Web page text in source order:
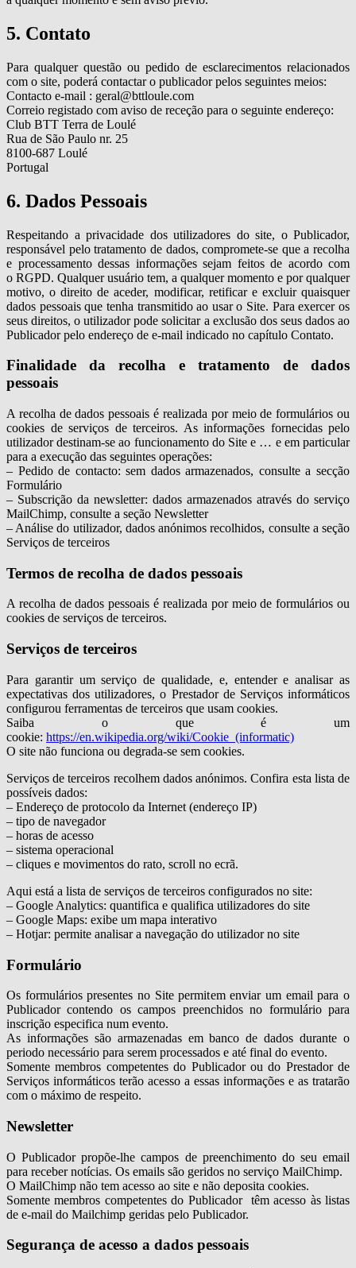
5. Contato
Para qualquer questão ou pedido de esclarecimentos relacionados
com o site, poderá contactar o publicador pelos seguintes meios:
Contacto e-mail : geral@bttloule.com
Correio registado com aviso de receção para o seguinte endereço:
Club BTT Terra de Loulé
Rua de São Paulo nr. 25
8100-687 Loulé
Portugal
6. Dados Pessoais
Respeitando a privacidade dos utilizadores do site, o Publicador,
responsável pelo tratamento de dados, compromete-se que a recolha
e processamento dessas informações sejam feitos de acordo com
o RGPD. Qualquer usuário tem, a qualquer momento e por qualquer
motivo, o direito de aceder, modificar, retificar e excluir quaisquer
dados pessoais que tenha transmitido ao usar o Site. Para exercer os
seus direitos, o utilizador pode solicitar a exclusão dos seus dados ao
Publicador pelo endereço de e-mail indicado no capítulo Contato.
Finalidade da recolha e tratamento de dados
pessoais
A recolha de dados pessoais é realizada por meio de formulários ou
cookies de serviços de terceiros. As informações fornecidas pelo
utilizador destinam-se ao funcionamento do Site e … e em particular
para a execução das seguintes operações:
– Pedido de contacto: sem dados armazenados, consulte a secção
Formulário
– Subscrição da newsletter: dados armazenados através do serviço
MailChimp, consulte a seção Newsletter
– Análise do utilizador, dados anónimos recolhidos, consulte a seção
Serviços de terceiros
Termos de recolha de dados pessoais
A recolha de dados pessoais é realizada por meio de formulários ou
cookies de serviços de terceiros.
Serviços de terceiros
Para garantir um serviço de qualidade, e, entender e analisar as
expectativas dos utilizadores, o Prestador de Serviços informáticos
configurou ferramentas de terceiros que usam cookies.
Saiba o que é um
cookie: https://en.wikipedia.org/wiki/Cookie_(informatic)
O site não funciona ou degrada-se sem cookies.
Serviços de terceiros recolhem dados anónimos. Confira esta lista de
possíveis dados:
– Endereço de protocolo da Internet (endereço IP)
– tipo de navegador
– horas de acesso
– sistema operacional
– cliques e movimentos do rato, scroll no ecrã.
Aqui está a lista de serviços de terceiros configurados no site:
– Google Analytics: quantifica e qualifica utilizadores do site
– Google Maps: exibe um mapa interativo
– Hotjar: permite analisar a navegação do utilizador no site
Formulário
Os formulários presentes no Site permitem enviar um email para o
Publicador contendo os campos preenchidos no formulário para
inscrição especifica num evento.
As informações são armazenadas em banco de dados durante o
periodo necessário para serem processados e até final do evento.
Somente membros competentes do Publicador ou do Prestador de
Serviços informáticos terão acesso a essas informações e as tratarão
com o máximo de respeito.
Newsletter
O Publicador propõe-lhe campos de preenchimento do seu email
para receber notícias. Os emails são geridos no serviço MailChimp.
O MailChimp não tem acesso ao site e não deposita cookies.
Somente membros competentes do Publicador têm acesso às listas
de e-mail do Mailchimp geridas pelo Publicador.
Segurança de acesso a dados pessoais